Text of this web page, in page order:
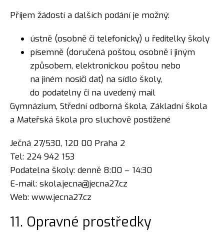
Příjem žádostí a dalších podání je možný:
ústně (osobně či telefonicky) u ředitelky školy
písemně (doručená poštou, osobně i jiným
způsobem, elektronickou poštou nebo
na jiném nosiči dat) na sídlo školy,
do podatelny či na uvedený mail
Gymnázium, Střední odborná škola, Základní škola
a Mateřská škola pro sluchově postižené
Ječná 27/530, 120 00 Praha 2
Tel: 224 942 153
Podatelna školy: denně 8:00 – 14:30
E-mail: skola.jecna@jecna27.cz
Web: www.jecna27.cz
11. Opravné prostředky